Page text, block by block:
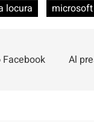
locura microsoft
Al